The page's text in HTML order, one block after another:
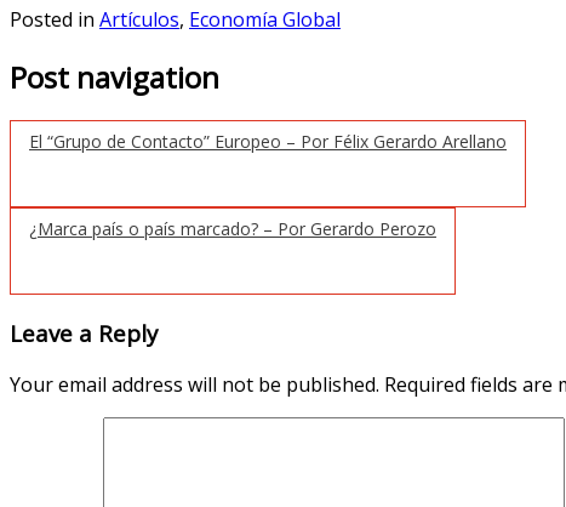
Posted in Artículos, Economía Global
Post navigation
El “Grupo de Contacto” Europeo – Por Félix Gerardo Arellano
¿Marca país o país marcado? – Por Gerardo Perozo
Leave a Reply
Your email address will not be published. Required fields are